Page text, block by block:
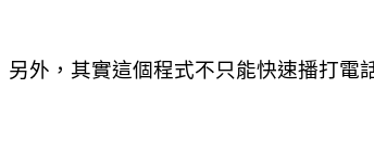
另外，其實這個程式不只能快速播打電